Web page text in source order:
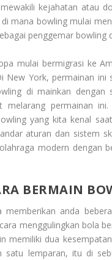
kejahatan atau
mana bowling mulai
penggemar
mulai bermigrasi ke
New York, permainan
di mainkan
melarang permainan
yang kita kenal
aturan dan sistem
modern dengan
BERMAIN
anda
menggulingkan bola
memiliki dua
satu lemparan, itu di